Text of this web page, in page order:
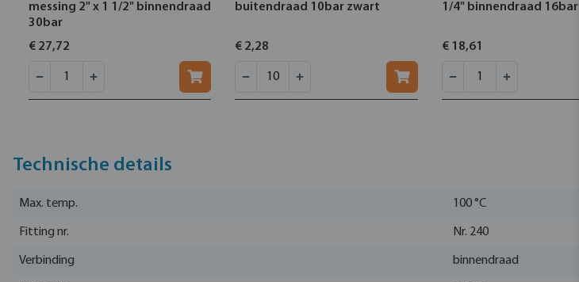
messing 2" x 1 1/2" binnendraad
30bar
€ 27,72
buitendraad 10bar zwart
€ 2,28
1/4" binnendraad 16bar
€ 18,61
Technische details
Max. temp. 100 °C
Fitting nr. Nr. 240
Verbinding binnendraad